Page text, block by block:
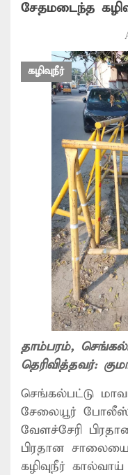
சேதமடைந்த
கழிவுநீர்
தாம்பரம்,
தெரிவித்தவர்:
செங்கல்பட்டு
சேலையூர்
வேளச்சேரி
பிரதான
கழிவுநீர் கால்வாய்